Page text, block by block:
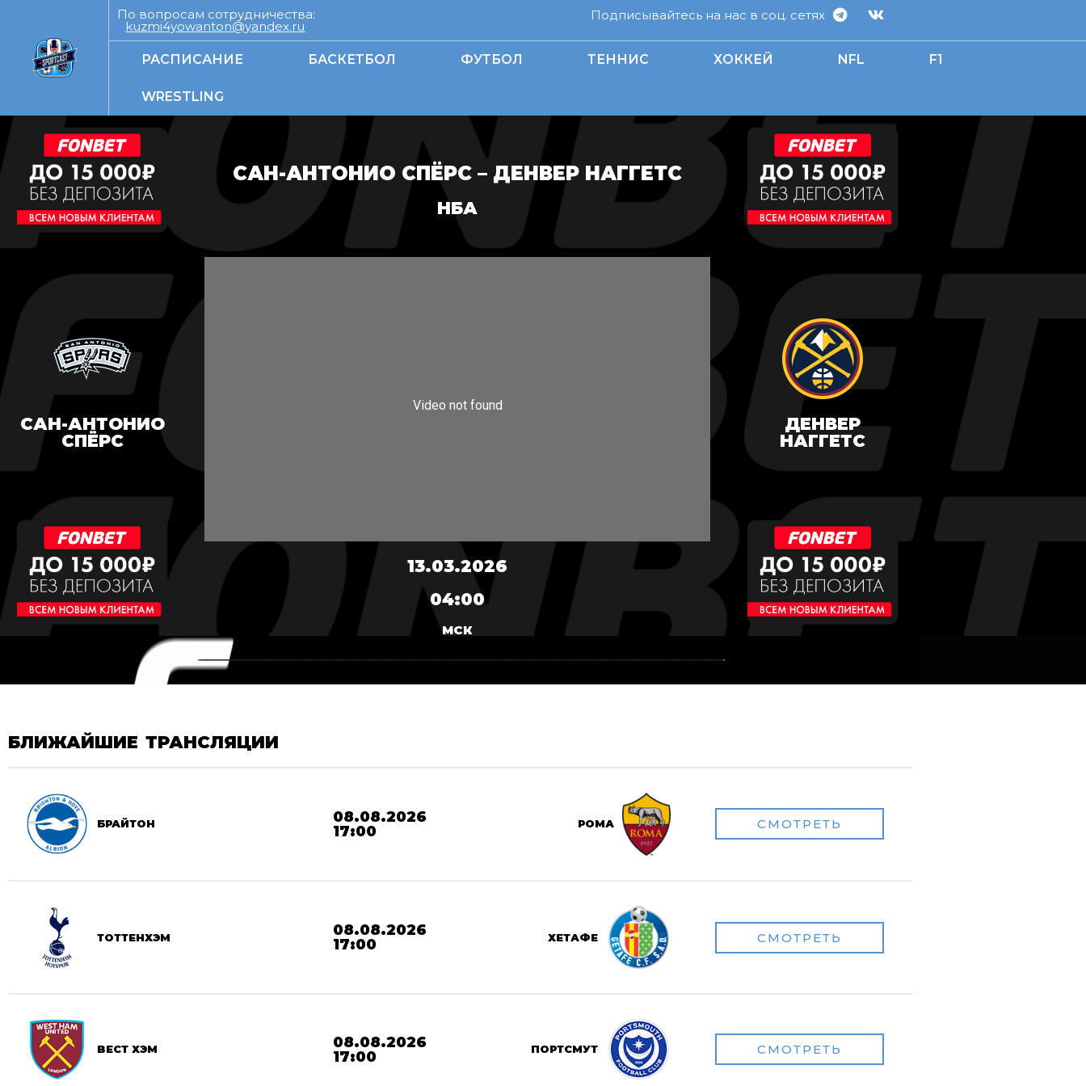
По вопросам сотрудничества:
kuzmi4yowanton@yandex.ru
Подписывайтесь на нас в соц. сетях
РАСПИСАНИЕ БАСКЕТБОЛ ФУТБОЛ ТЕННИС ХОККЕЙ NFL F1
WRESTLING
САН-АНТОНИО
СПЁРС
САН-АНТОНИО СПЁРС – ДЕНВЕР НАГГЕТС
НБА
13.03.2026
04:00
МСК
ДЕНВЕР
НАГГЕТС
БЛИЖАЙШИЕ ТРАНСЛЯЦИИ
БРАЙТОН
08.08.2026
17:00
РОМА СМОТРЕТЬ
ТОТТЕНХЭМ
08.08.2026
17:00
ХЕТАФЕ СМОТРЕТЬ
ВЕСТ ХЭМ
08.08.2026
17:00
ПОРТСМУТ СМОТРЕТЬ